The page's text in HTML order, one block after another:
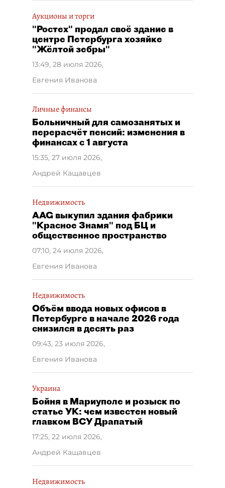
Аукционы и торги
"Ростех" продал своё здание в
центре Петербурга хозяйке
"Жёлтой зебры"
13:49, 28 июля 2026,
Евгения Иванова
Личные финансы
Больничный для самозанятых и
перерасчёт пенсий: изменения в
финансах с 1 августа
15:35, 27 июля 2026,
Андрей Кащавцев
Недвижимость
AAG выкупил здания фабрики
"Красное Знамя" под БЦ и
общественное пространство
07:10, 24 июля 2026,
Евгения Иванова
Недвижимость
Объём ввода новых офисов в
Петербурге в начале 2026 года
снизился в десять раз
09:43, 23 июля 2026,
Евгения Иванова
Украина
Бойня в Мариуполе и розыск по
статье УК: чем известен новый
главком ВСУ Драпатый
17:25, 22 июля 2026,
Андрей Кащавцев
Недвижимость